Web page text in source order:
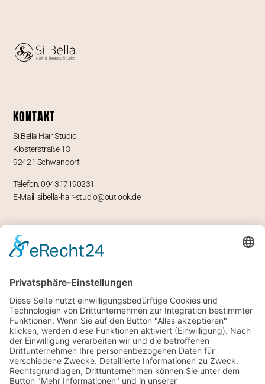
KONTAKT
Si Bella Hair Studio
Klosterstraße 13
92421 Schwandorf
Telefon: 094317190231
E-Mail: sibella-hair-studio@outlook.de
ÖFFNUNGSZEITEN
Sa 8 bis 14 Uhr
RECHTLICHES
Impressum
Datenschutz